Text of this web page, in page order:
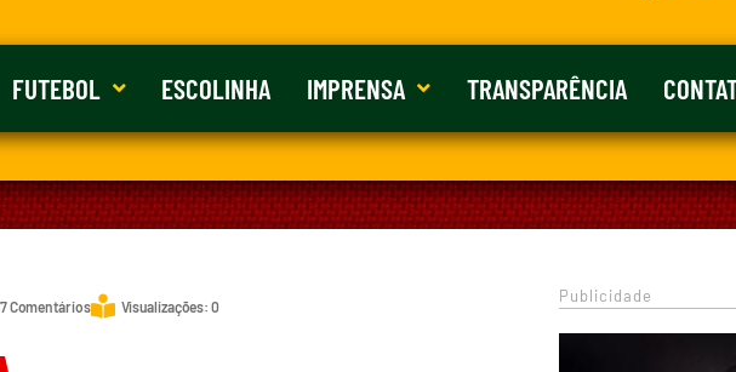
FUTEBOL ESCOLINHA IMPRENSA TRANSPARÊNCIA
Comentários Visualizações: 0
Publicidade